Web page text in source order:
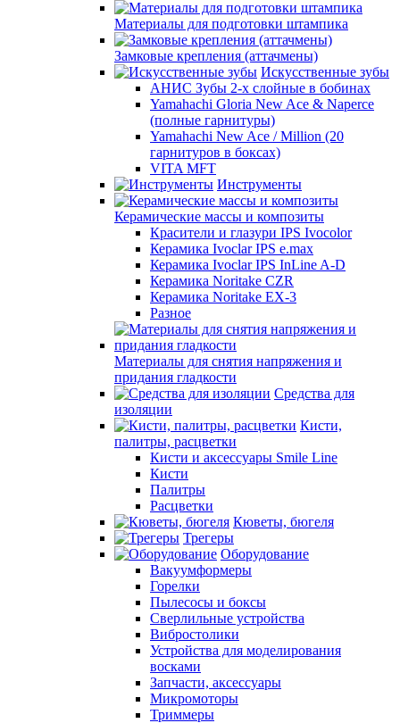
Материалы для подготовки штампика
Замковые крепления (аттачмены)
Искусственные зубы
АНИС Зубы 2-х слойные в бобинах
Yamahachi Gloria New Ace & Naperce
(полные гарнитуры)
Yamahachi New Ace / Million (20
гарнитуров в боксах)
VITA MFT
Инструменты
Керамические массы и композиты
Красители и глазури IPS Ivocolor
Керамика Ivoclar IPS e.max
Керамика Ivoclar IPS InLine A-D
Керамика Noritake CZR
Керамика Noritake EX-3
Разное
Материалы для снятия напряжения и
придания гладкости
Средства для
изоляции
Кисти,
палитры, расцветки
Кисти и аксессуары Smile Line
Кисти
Палитры
Расцветки
Кюветы, бюгеля
Трегеры
Оборудование
Вакуумформеры
Горелки
Пылесосы и боксы
Сверлильные устройства
Вибростолики
Устройства для моделирования
восками
Запчасти, аксессуары
Микромоторы
Триммеры